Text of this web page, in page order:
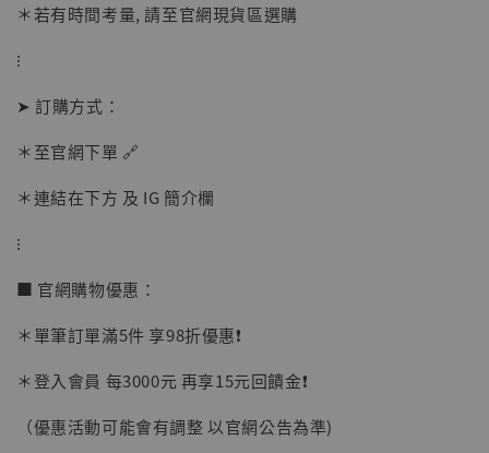
摩 [7STARS Studio]
NT$ 1,500
NT$ 1,870
＊若有時間考量, 請至官網現貨區選購
⁝
➤ 訂購方式：
＊至官網下單 🔗
＊連結在下方 及 IG 簡介欄
⁝
■ 官網購物優惠：
＊單筆訂單滿5件 享98折優惠❗️
＊登入會員 每3000元 再享15元回饋金❗️
（優惠活動可能會有調整 以官網公告為準)